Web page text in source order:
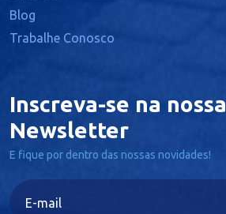
Blog
Trabalhe Conosco
Inscreva-se na nossa
Newsletter
E fique por dentro das nossas novidades!